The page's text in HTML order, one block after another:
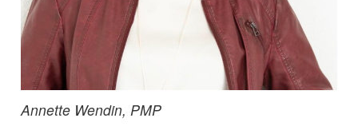
Annette Wendin, PMP